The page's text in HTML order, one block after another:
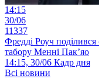
14:15
30/06
11337
Фредді Роуч
табору Менні Пак’яо
14:15, 30/06 Кадр дня
Всі новини